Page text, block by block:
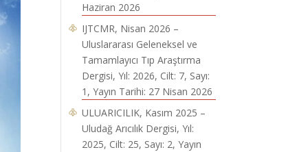
Haziran 2026
IJTCMR, Nisan 2026 –
Uluslararası Geleneksel ve
Tamamlayıcı Tıp Araştırma
Dergisi, Yıl: 2026, Cilt: 7, Sayı:
1, Yayın Tarihi: 27 Nisan 2026
ULUARICILIK, Kasım 2025 –
Uludağ Arıcılık Dergisi, Yıl:
2025, Cilt: 25, Sayı: 2, Yayın